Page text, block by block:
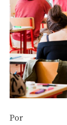
Por